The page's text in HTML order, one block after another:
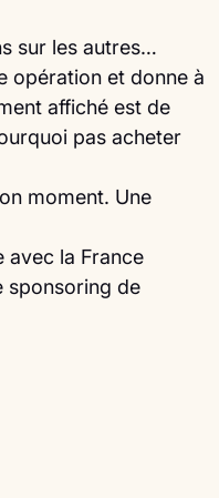
sur les autres…
opération et donne à
affiché est de
pas acheter
moment. Une
avec la France
sponsoring de